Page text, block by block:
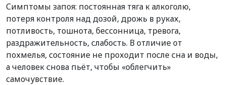
Симптомы запоя: постоянная тяга к алкоголю,
потеря контроля над дозой, дрожь в руках,
потливость, тошнота, бессонница, тревога,
раздражительность, слабость. В отличие от
похмелья, состояние не проходит после сна и воды,
а человек снова пьёт, чтобы «облегчить»
самочувствие.